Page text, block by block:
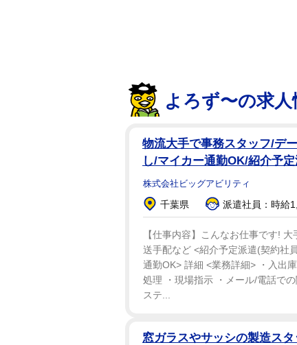
の呪いから解き放たれるんだろ
をした後、更新がなかった。
よろず〜の求人
物流大手で事務スタッフ/デ
し/マイカー通勤OK/紹介予
株式会社ビッグアビリティ
千葉県 派遣社員：時給
【仕事内容】こんなお仕事です!
送手配など <紹介予定派遣(契約社
通勤OK> 詳細 <業務詳細> ・入出
処理 ・現場指示 ・メール/電話で
ステ...
窓ガラスやサッシの製造スタ